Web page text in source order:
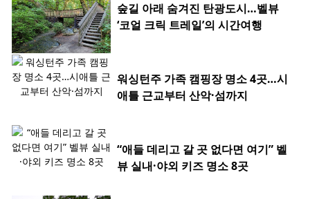
숲길 아래 숨겨진 탄광도시…벨뷰
‘코얼 크릭 트레일’의 시간여행
워싱턴주 가족 캠핑장 명소 4곳…시
애틀 근교부터 산악·섬까지
“애들 데리고 갈 곳 없다면 여기” 벨
뷰 실내·야외 키즈 명소 8곳